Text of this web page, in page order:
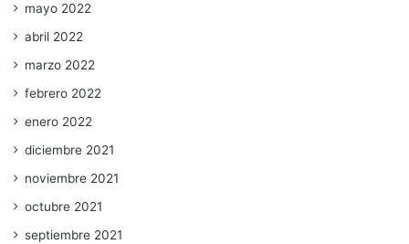
mayo 2022
abril 2022
marzo 2022
febrero 2022
enero 2022
diciembre 2021
noviembre 2021
octubre 2021
septiembre 2021